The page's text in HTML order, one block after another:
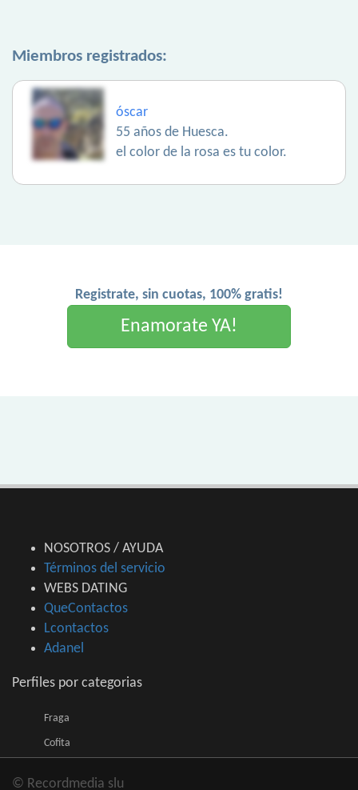
Miembros registrados:
óscar
55 años de Huesca.
el color de la rosa es tu color.
Registrate, sin cuotas, 100% gratis!
Enamorate YA!
NOSOTROS / AYUDA
Términos del servicio
WEBS DATING
QueContactos
Lcontactos
Adanel
Perfiles por categorias
Fraga
Cofita
© Recordmedia slu